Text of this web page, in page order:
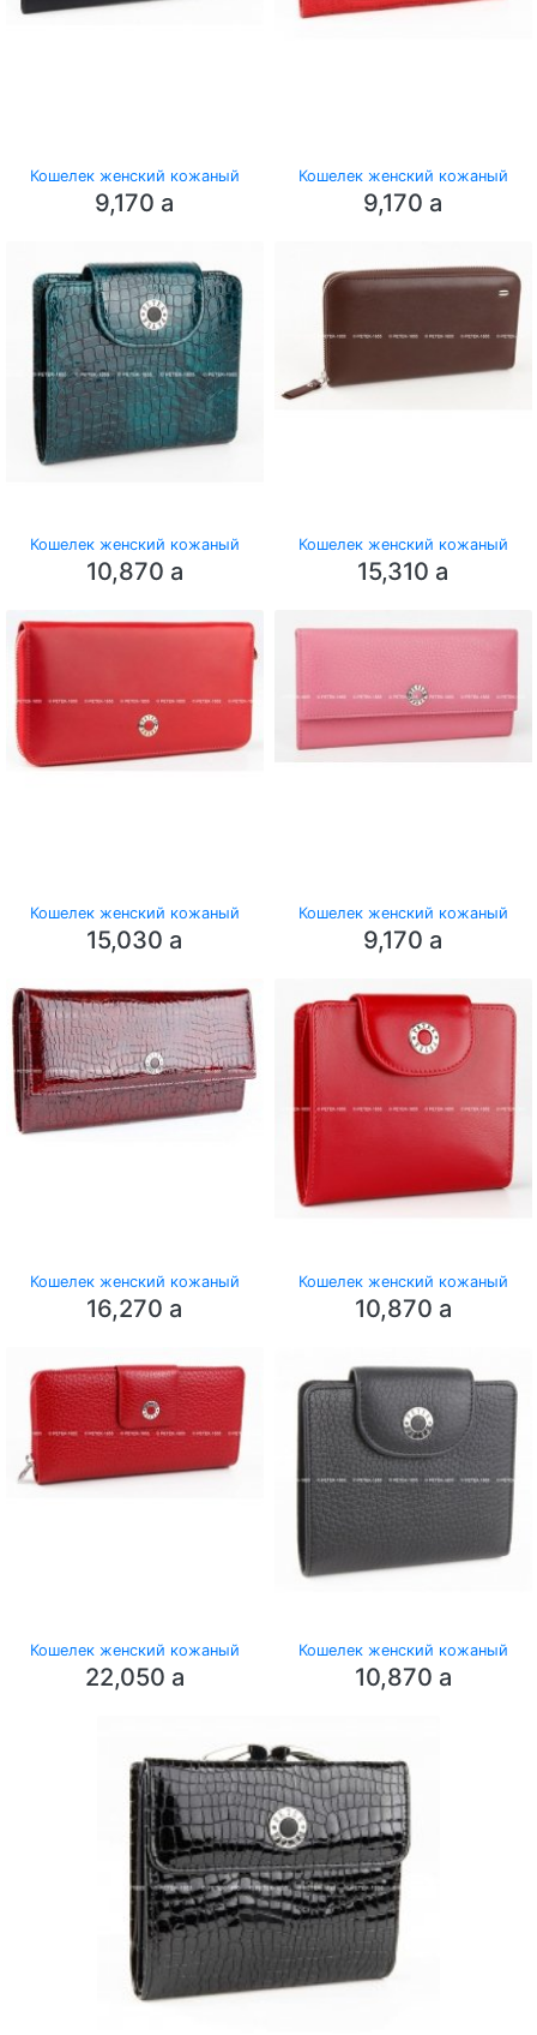
Кошелек женский кожаный
9,170 a
Кошелек женский кожаный
9,170 a
Кошелек женский кожаный
10,870 a
Кошелек женский кожаный
15,310 a
Кошелек женский кожаный
15,030 a
Кошелек женский кожаный
9,170 a
Кошелек женский кожаный
16,270 a
Кошелек женский кожаный
10,870 a
Кошелек женский кожаный
22,050 a
Кошелек женский кожаный
10,870 a